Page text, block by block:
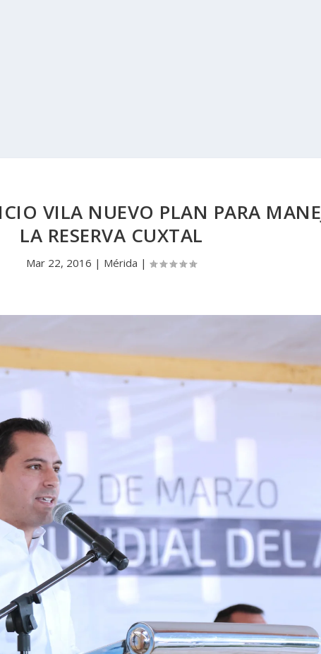
VILA NUEVO PLAN PARA
LA RESERVA CUXTAL
Mar 22, 2016 | Mérida |